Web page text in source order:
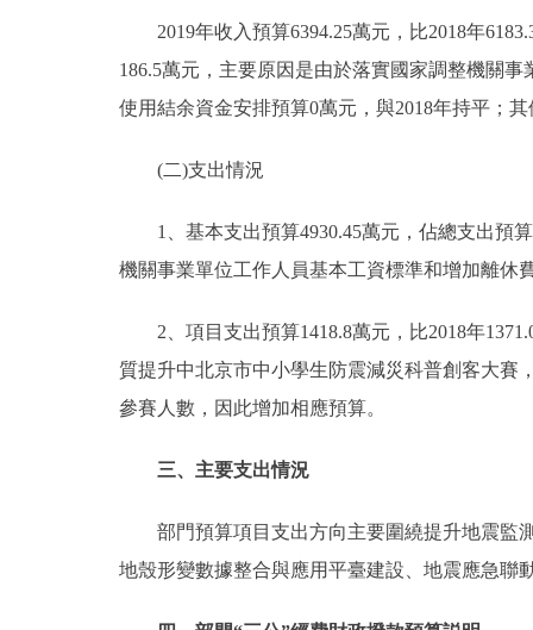
2019年收入預算6394.25萬元，比2018年
186.5萬元，主要原因是由於落實國家調整機關
使用結余資金安排預算0萬元，與2018年持平；
(二)支出情況
1、基本支出預算4930.45萬元，佔總支出預算
機關事業單位工作人員基本工資標準和增加離休
2、項目支出預算1418.8萬元，比2018年
質提升中北京市中小學生防震減災科普創客大賽
參賽人數，因此增加相應預算。
三、主要支出情況
部門預算項目支出方向主要圍繞提升地震監測
地殼形變數據整合與應用平臺建設、地震應急聯